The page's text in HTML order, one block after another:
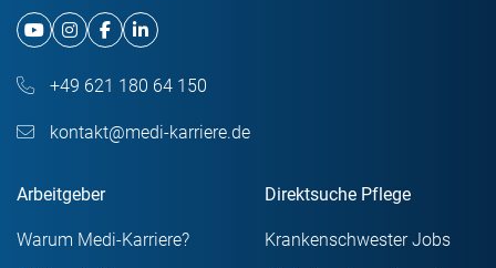
+49 621 180 64 150
kontakt@medi-karriere.de
Arbeitgeber
Warum Medi-Karriere?
Direktsuche Pflege
Krankenschwester Jobs